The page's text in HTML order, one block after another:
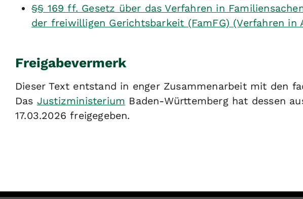
§§ 169 ff. Gesetz über das Verfahren in
der freiwilligen Gerichtsbarkeit (FamFG) (Verfahren in
Freigabevermerk
Dieser Text entstand in enger Zusammenarbeit mit den
Das Justizministerium Baden-Württemberg hat dessen
17.03.2026 freigegeben.